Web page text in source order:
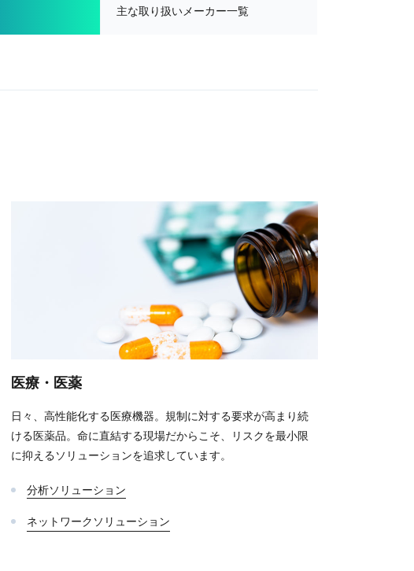
主な取り扱い メーカー一覧
医療・医薬
日々、高性能化する医療機器。規制に対する要求が高まり続
ける医薬品。命に直結する現場だからこそ、リスクを最小限
に抑えるソリューションを追求しています。
分析ソリューション
ネットワークソリューション